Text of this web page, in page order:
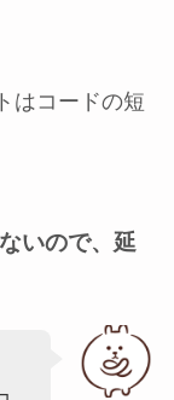
はコードの短
いので、延